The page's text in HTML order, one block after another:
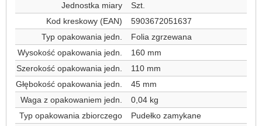
Jednostka miary
Szt.
Kod kreskowy (EAN)
5903672051637
Typ opakowania jedn.
Folia zgrzewana
Wysokość opakowania jedn.
160 mm
Szerokość opakowania jedn.
110 mm
Głębokość opakowania jedn.
45 mm
Waga z opakowaniem jedn.
0,04 kg
Typ opakowania zbiorczego
Pudełko zamykane